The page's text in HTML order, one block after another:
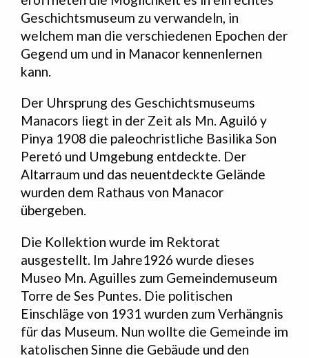
Geschichtsmuseum zu verwandeln, in
welchem man die verschiedenen Epochen der
Gegend um und in Manacor kennenlernen
kann.
Der Uhrsprung des Geschichtsmuseums
Manacors liegt in der Zeit als Mn. Aguiló y
Pinya 1908 die paleochristliche Basilika Son
Peretó und Umgebung entdeckte. Der
Altarraum und das neuentdeckte Gelände
wurden dem Rathaus von Manacor
übergeben.
Die Kollektion wurde im Rektorat
ausgestellt. Im Jahre1926 wurde dieses
Museo Mn. Aguilles zum Gemeindemuseum
Torre de Ses Puntes. Die politischen
Einschläge von 1931 wurden zum Verhängnis
für das Museum. Nun wollte die Gemeinde im
katolischen Sinne die Gebäude und den